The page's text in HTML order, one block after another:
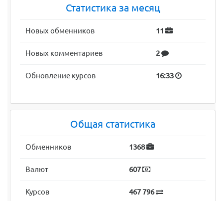
Статистика за месяц
Новых обменников 11
Новых комментариев 2
Обновление курсов 16:33
Общая статистика
Обменников 1368
Валют 607
Курсов 467 796